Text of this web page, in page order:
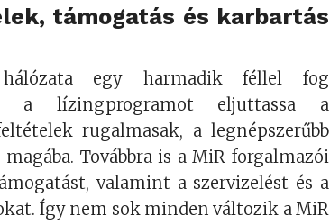
támogatás és karbartás
egy harmadik féllel fog
a lízingprogramot eljuttassa a
rugalmasak, a legnépszerűbb
Továbbra is a MiR forgalmazói
valamint a szervizelést és a
Így nem sok minden változik a MiR